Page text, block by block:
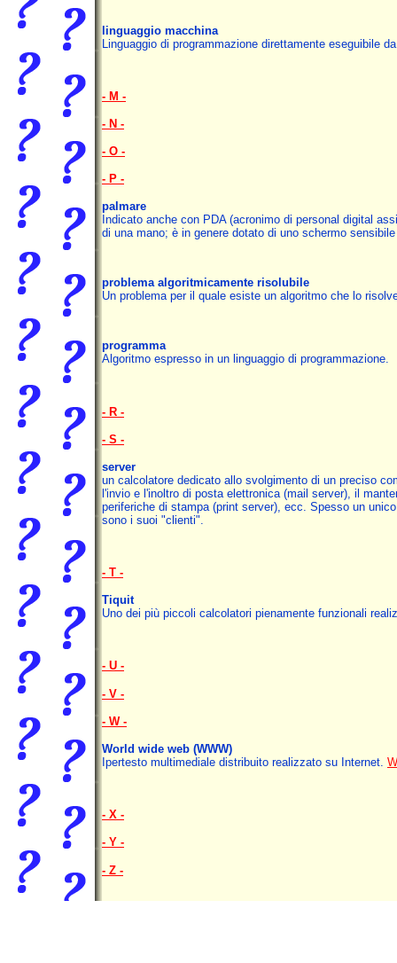
linguaggio macchina
Linguaggio di programmazione direttamente eseguibile
- M -
- N -
- O -
- P -
palmare
Indicato anche con PDA (acronimo di personal digital
di una mano; è in genere dotato di uno schermo
problema algoritmicamente risolubile
Un problema per il quale esiste un algoritmo che lo
programma
Algoritmo espresso in un linguaggio di programmazione.
- R -
- S -
server
un calcolatore dedicato allo svolgimento di un preciso
l'invio e l'inoltro di posta elettronica (mail server), il
periferiche di stampa (print server), ecc. Spesso un
sono i suoi "clienti".
- T -
Tiquit
Uno dei più piccoli calcolatori pienamente funzionali
- U -
- V -
- W -
World wide web (WWW)
Ipertesto multimediale distribuito realizzato su Internet.
- X -
- Y -
- Z -